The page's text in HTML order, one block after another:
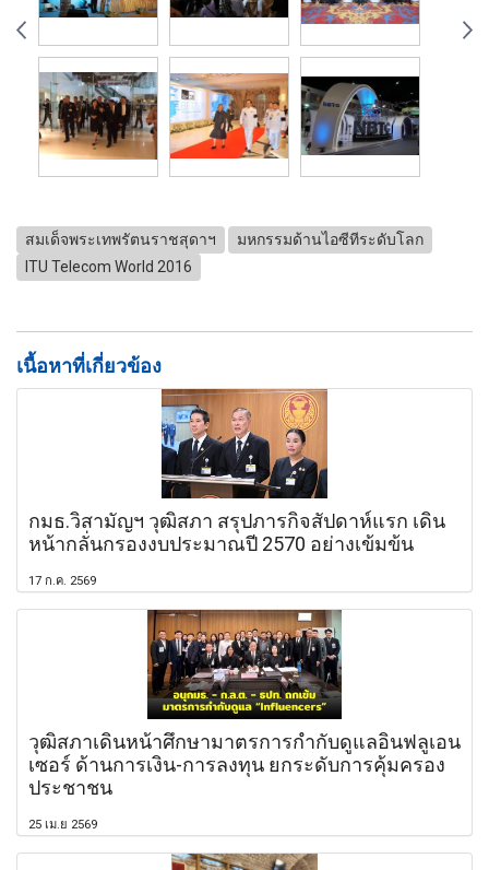
สมเด็จพระเทพรัตนราชสุดาฯ
มหกรรมด้านไอซีทีระดับโลก
ITU Telecom World 2016
เนื้อหาที่เกี่ยวข้อง
กมธ.วิสามัญฯ วุฒิสภา สรุปภารกิจสัปดาห์แรก เดิน
หน้ากลั่นกรองงบประมาณปี 2570 อย่างเข้มข้น
17 ก.ค. 2569
วุฒิสภาเดินหน้าศึกษามาตรการกำกับดูแลอินฟลูเอน
เซอร์ ด้านการเงิน-การลงทุน ยกระดับการคุ้มครอง
ประชาชน
25 เม.ย 2569